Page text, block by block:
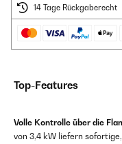
14 Tage Rückgaberecht
Top-Features
Volle Kontrolle über die
von 3,4 kW liefern